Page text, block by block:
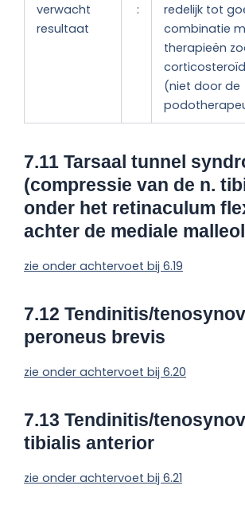
verwacht
resultaat
:
redelijk tot
combinatie
therapieën
(niet door de
7.11 Tarsaal tunnel
(compressie van de n.
onder het retinaculum
achter de mediale
zie onder achtervoet bij 6.19
7.12 Tendinitis/
peroneus brevis
zie onder achtervoet bij 6.20
7.13 Tendinitis/
tibialis anterior
zie onder achtervoet bij 6.21